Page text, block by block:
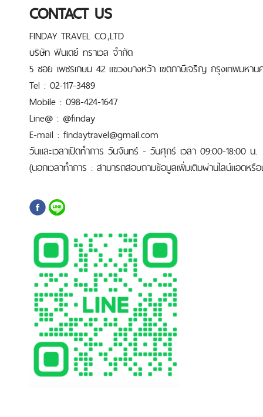
CONTACT US
FINDAY TRAVEL CO.,LTD
บริษัท ฟินเดย์ ทราเวล จำกัด
5 ซอย เพชรเกษม 42 แขวงบางหว้า เขตภาษีเจริญ กรุงเทพมหาน
Tel : 02-117-3489
Mobile : 098-424-1647
Line@ : @finday
E-mail : findaytravel@gmail.com
วันและเวลาเปิดทำการ วันจันทร์ - วันศุกร์ เวลา 09:00-18:00 น.
(นอกเวลาทำการ : สามารถสอบถามข้อมูลเพิ่มเติมผ่านไลน์แอดหรือ